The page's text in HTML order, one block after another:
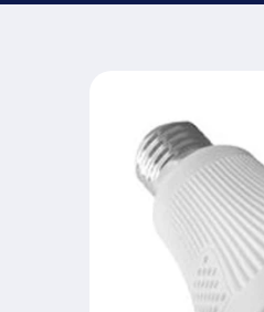
información
del producto